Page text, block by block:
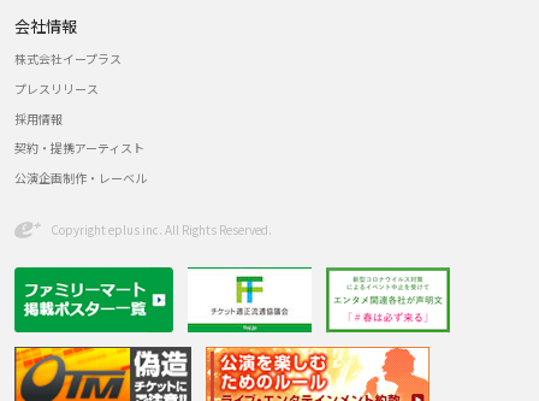
会社情報
株式会社イープラス
プレスリリース
採用情報
契約・提携アーティスト
公演企画制作・レーベル
Copyright eplus inc. All Rights Reserved.